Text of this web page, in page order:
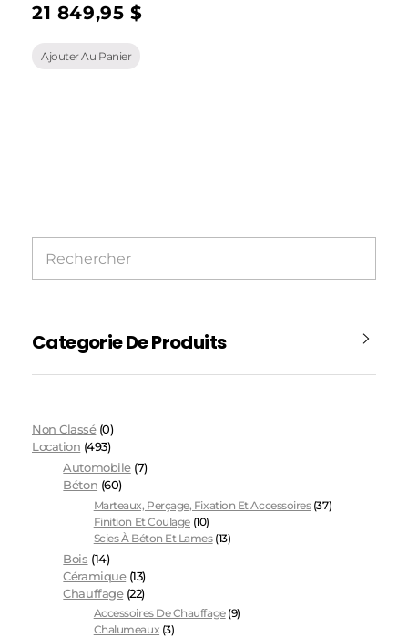
21 849,95 $
Ajouter Au Panier
Categorie De Produits
Non Classé (0)
Location (493)
Automobile (7)
Béton (60)
Marteaux, Perçage, Fixation Et Accessoires (37)
Finition Et Coulage (10)
Scies À Béton Et Lames (13)
Bois (14)
Céramique (13)
Chauffage (22)
Accessoires De Chauffage (9)
Chalumeaux (3)